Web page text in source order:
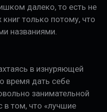
далеко, то есть не
только потому, что
названиями.
в изнуряющей
время дать себе
занимательной
в том, что «лучшие